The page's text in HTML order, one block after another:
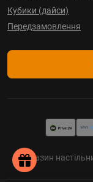
Кубики (дайси)
Передзамовлення
Магазин